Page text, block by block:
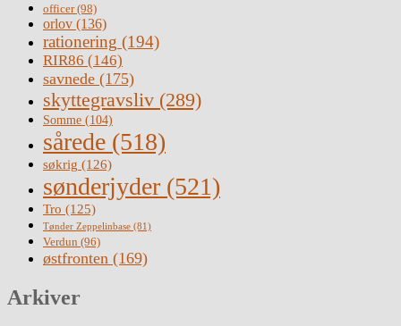
officer(98)
orlov (136)
rationering (194)
RIR86 (146)
savnede (175)
skyttegravsliv (289)
Somme (104)
sårede (518)
søkrig (126)
sønderjyder (521)
Tro (125)
Tønder Zeppelinbase (81)
Verdun (96)
østfronten (169)
Arkiver